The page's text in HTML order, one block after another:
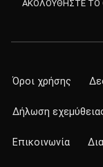
ΑΚΟΛΟΥΘΗΣΤΕ ΤΟ
Όροι χρήσης
Δήλωση
Επικοινωνία